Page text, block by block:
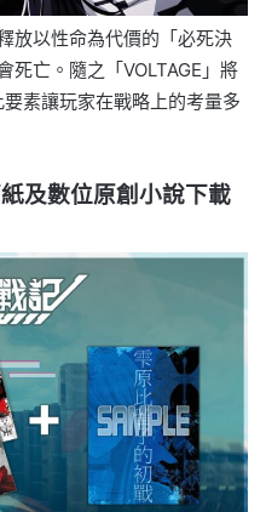
放以性命為代價的「必死決
死亡。隨之「VOLTAGE」將
素讓玩家在戰略上的考量多
及數位原創小說下載